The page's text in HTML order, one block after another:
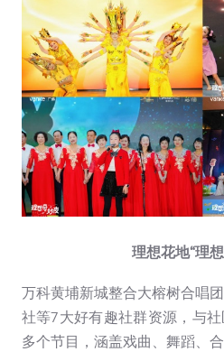
理想花地“理
万科黄埔新城整合大榕树合唱
社等7大好有趣社群资源，与
多个节目，涵盖戏曲、舞蹈、